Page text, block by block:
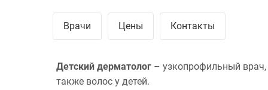
Врачи Цены Контакты
Детский дерматолог – узкопрофильный врач,
также волос у детей.